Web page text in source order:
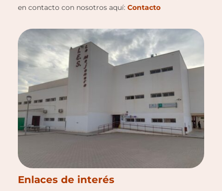
en contacto con nosotros aquí: Contacto
Enlaces de interés